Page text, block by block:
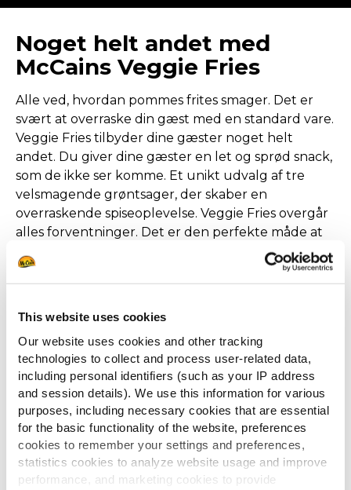
This website uses cookies
Our website uses cookies and other tracking
technologies to collect and process user-related data,
including personal identifiers (such as your IP address
and session details). We use this information for various
purposes, including necessary cookies that are essential
for the basic functionality of the website, preferences
cookies to remember your settings and preferences,
statistics cookies to analyze website usage and improve
performance, and marketing cookies to provide
Noget helt andet med
McCains Veggie Fries
Alle ved, hvordan pommes frites smager. Det er
svært at overraske din gæst med en standard vare.
Veggie Fries tilbyder dine gæster noget helt
andet. Du giver dine gæster en let og sprød snack,
som de ikke ser komme. Et unikt udvalg af tre
velsmagende grøntsager, der skaber en
overraskende spiseoplevelse. Veggie Fries overgår
alles forventninger. Det er den perfekte måde at
booste din menu og begejstre dine gæsters
smagsløg.
Veggie Fries som blikfang
på tallerkenen
McCain's Veggie Fries kombinerer gulerod,
rødbeder og pastinak for en lækker blanding af